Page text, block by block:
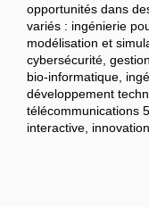
opportunités dans
variés : ingénierie
modélisation et
cybersécurité,
bio-informatique,
développement
télécommunications
interactive,